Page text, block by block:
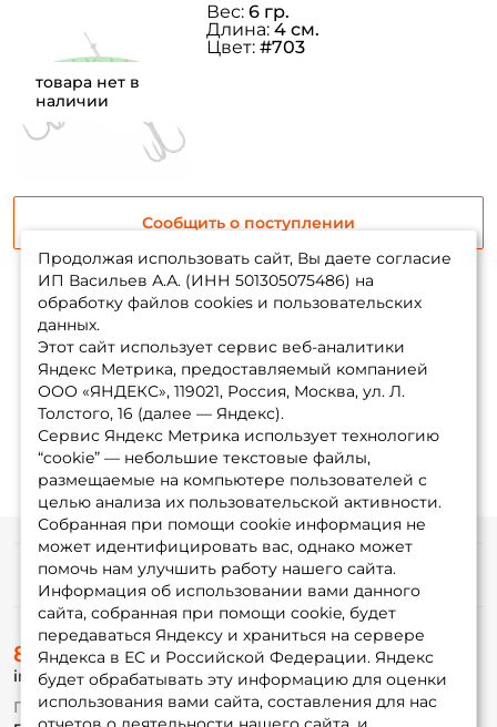
товара нет в
наличии
Сообщить о поступлении
Вес: 6 гр.
Длина: 4 см.
Цвет: #703
1 2 3
Продолжая использовать сайт, Вы даете согласие
ИП Васильев А.А. (ИНН 501305075486) на
обработку файлов cookies и пользовательских
данных.
Этот сайт использует сервис веб-аналитики
Яндекс Метрика, предоставляемый компанией
ООО «ЯНДЕКС», 119021, Россия, Москва, ул. Л.
Толстого, 16 (далее — Яндекс).
Сервис Яндекс Метрика использует технологию
“cookie” — небольшие текстовые файлы,
размещаемые на компьютере пользователей с
целью анализа их пользовательской активности.
Собранная при помощи cookie информация не
может идентифицировать вас, однако может
помочь нам улучшить работу нашего сайта.
Информация об использовании вами данного
сайта, собранная при помощи cookie, будет
передаваться Яндексу и храниться на сервере
Яндекса в ЕС и Российской Федерации. Яндекс
будет обрабатывать эту информацию для оценки
использования вами сайта, составления для нас
Информация
О магазине
Доставка
Оплата
Fox-bonus
Гуру
8 (495) 532-77-88
info@foxfishing.ru
По вопросам с заказом